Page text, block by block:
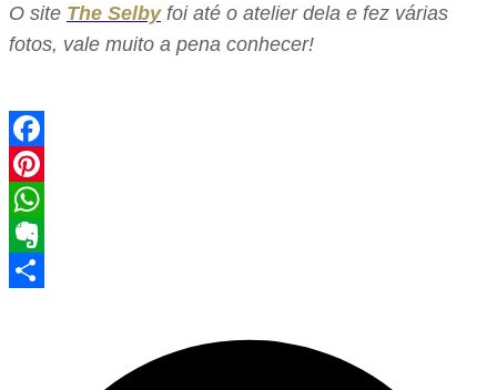
O site The Selbyfoi até o atelier dela e fez várias
fotos, vale muito a pena conhecer!
Facebook
Pinterest
WhatsApp
Evernote